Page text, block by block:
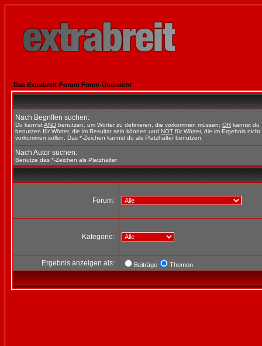
Das Extrabreit-Forum Foren-Übersicht
Nach Begriffen suchen:
Du kannstAND benutzen, um Wörter zu definieren, die vorkommen müssen; OR kannst du
benutzen für Wörter, die im Resultat sein können und NOT für Wörter, die im Ergebnis nicht
vorkommen sollen. Das *-Zeichen kannst du als Platzhalter benutzen.
Nach Autor suchen:
Benutze das *-Zeichen als Platzhalter
Forum:
Kategorie:
Ergebnis anzeigen als: Beiträge Themen